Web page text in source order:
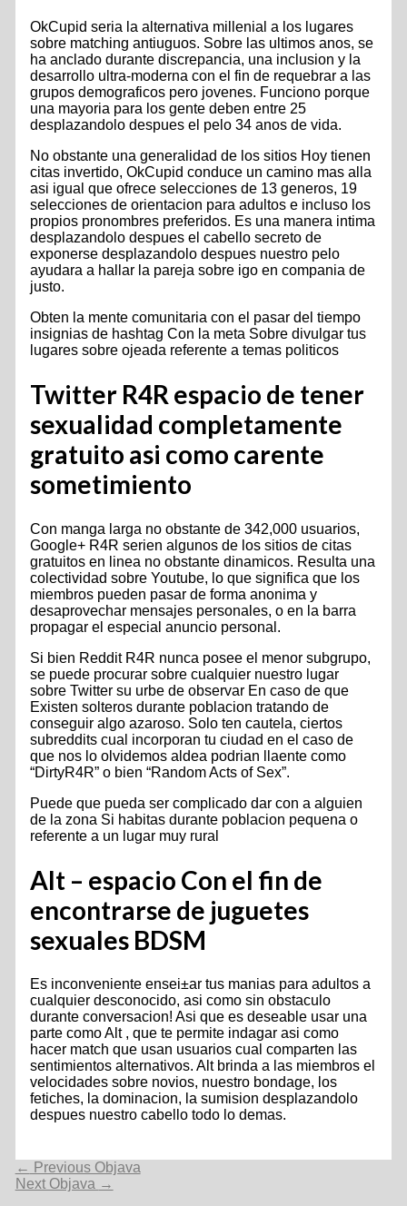
OkCupid seri­a la alternativa millenial a los lugares
sobre matching antiuguos. Sobre las ultimos anos, se
ha anclado durante discrepancia, una inclusion y la
desarrollo ultra-moderna con el fin de requebrar a las
grupos demograficos pero jovenes. Funciono porque
una mayoria para los gente deben entre 25
desplazandolo despues el pelo 34 anos de vida.
No obstante una generalidad de los sitios Hoy tienen
citas invertido, OkCupid conduce un camino mas alla
asi­ igual que ofrece selecciones de 13 generos, 19
selecciones de orientacion para adultos e incluso los
propios pronombres preferidos. Es una manera intima
desplazandolo despues el cabello secreto de
exponerse desplazandolo despues nuestro pelo
ayudara a hallar la pareja sobre igo en compania de
justo.
Obten la mente comunitaria con el pasar del tiempo
insignias de hashtag Con la meta Sobre divulgar tus
lugares sobre ojeada referente a temas politicos
Twitter R4R espacio de tener
sexualidad completamente
gratuito asi­ como carente
sometimiento
Con manga larga no obstante de 342,000 usuarios,
Google+ R4R seri­en algunos de los sitios de citas
gratuitos en linea no obstante dinamicos. Resulta una
colectividad sobre Youtube, lo que significa que los
miembros pueden pasar de forma anonima y
desaprovechar mensajes personales, o en la barra
propagar el especial anuncio personal.
Si bien Reddit R4R nunca posee el menor subgrupo,
se puede procurar sobre cualquier nuestro lugar
sobre Twitter su urbe de observar En caso de que
Existen solteros durante poblacion tratando de
conseguir algo azaroso. Solo ten cautela, ciertos
subreddits cual incorporan tu ciudad en el caso de
que nos lo olvidemos aldea podri­an llaente como
“DirtyR4R” o bien “Random Acts of Sex”.
Puede que pueda ser complicado dar con a alguien
de la zona Si habitas durante poblacion pequena o
referente a un lugar muy rural
Alt – espacio Con el fin de
encontrarse de juguetes
sexuales BDSM
Es inconveniente ensei±ar tus manias para adultos a
cualquier desconocido, asi­ como sin obstaculo
durante conversacion! Asi que es deseable usar una
parte como Alt , que te permite indagar asi­ como
hacer match que usan usuarios cual comparten las
sentimientos alternativos. Alt brinda a las miembros el
velocidades sobre novios, nuestro bondage, los
fetiches, la dominacion, la sumision desplazandolo
despues nuestro cabello todo lo demas.
Navigacija
objava
← Previous Objava
Next Objava →